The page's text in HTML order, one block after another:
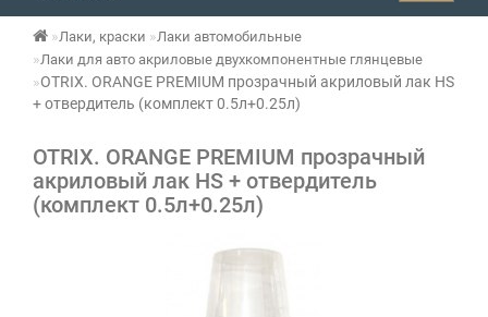
Лаки, краски
Лаки автомобильные
Лаки для авто акриловые двухкомпонентные глянцевые
OTRIX. ORANGE PREMIUM прозрачный акриловый лак HS
+ отвердитель (комплект 0.5л+0.25л)
OTRIX. ORANGE PREMIUM прозрачный
акриловый лак HS + отвердитель
(комплект 0.5л+0.25л)